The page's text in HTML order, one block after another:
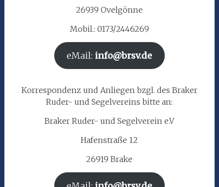
26939 Ovelgönne
Mobil.: 0173/2446269
eMail: info@brsv.de
Korrespondenz und Anliegen bzgl. des Braker
Ruder- und Segelvereins bitte an:
Braker Ruder- und Segelverein e.V
Hafenstraße 12
26919 Brake